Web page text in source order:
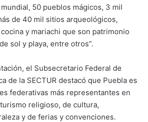
50 pueblos mágicos, 3 mil
de 40 mil sitios arqueológicos,
y mariachi que son patrimonio
sol y playa, entre otros”.
el Subsecretario Federal de
de la SECTUR destacó que Puebla es
federativas más representantes en
religioso, de cultura,
y de ferias y convenciones.